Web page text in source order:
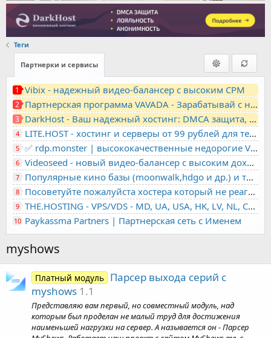
Теги
Партнерки и сервисы
1 Vibix - надежный видео-балансер с высоким CPM
2 Партнерская программа VAVADA - Зарабатывай с нами!
3 DarkHost - Ваш надежный хостинг: DMCA защита, лояльность, анонимность
4 LITE.HOST - хостинг и серверы от 99 рублей для тех, кто любит не переплачивать. Доступ по SSH, поддержка PHP, GIT, COMPOSER, сертификаты Let's Encrypt
5 ✅ rdp.monster | высококачественные недорогие VPS, RDP - выделенные серверы
6 Videoseed - новый видео-балансер с высоким доходом
7 Популярные кино базы (moonwalk,hdgo и др.) и торренты в одном плеере для вашего сайта
8 Посоветуйте пожалуйста хостера который не реагирует на ркн
9 THE.HOSTING - VPS/VDS - MD, UA, USA, HK, LV, NL, CA, DE, SK, CZE, GB, IL, TR, PL, BG, RO, IT, FL, HU, PT.
10 Paykassma Partners | Партнерская сеть с Именем
myshows
Платный модуль Парсер выхода серий с
myshows 1.1
Представляю вам первый, но совместный модуль, над
которым был проделан не малый труд для достижения
наименьшей нагрузки на сервер. А называется он - Парсер